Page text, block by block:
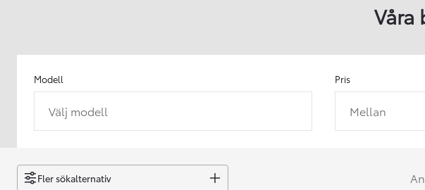
Från 238 900 kr
Easy Billån
GR Yaris
BENSIN
Våra
Modell
Välj modell
Pris
Mellan
Fler sökalternativ